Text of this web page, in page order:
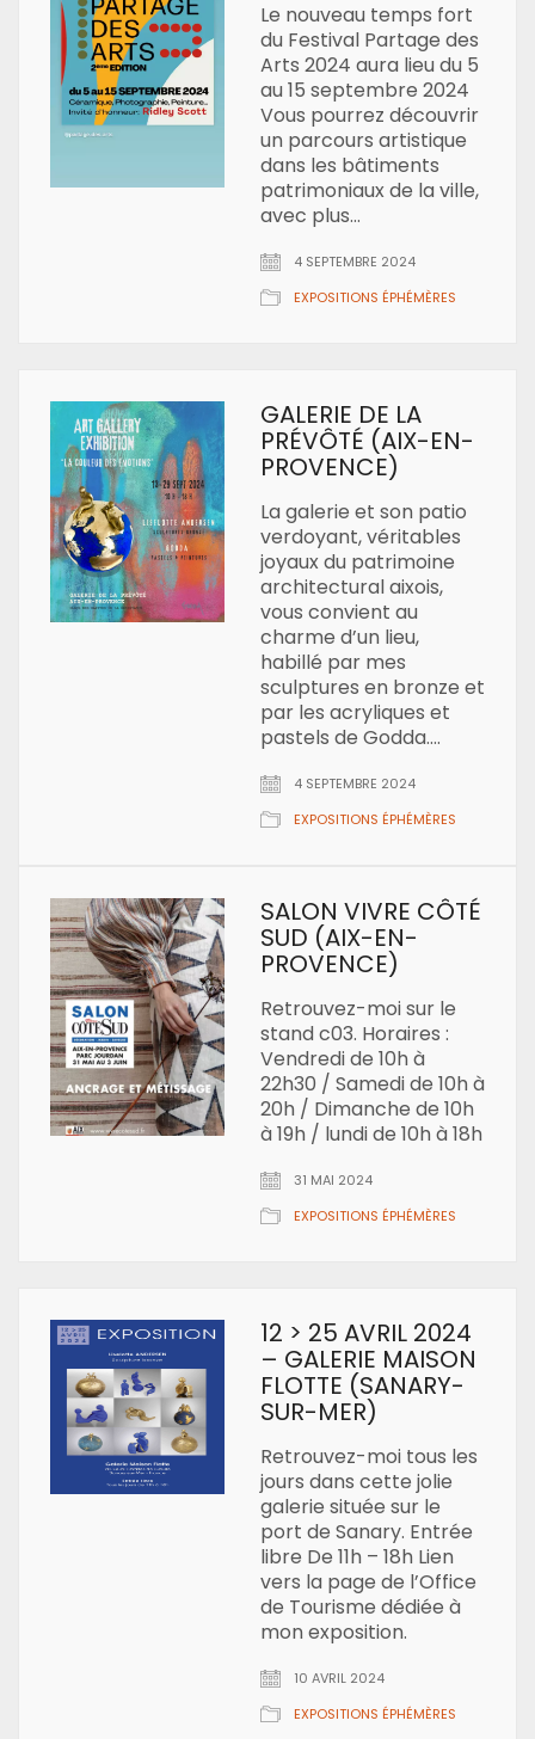
Le nouveau temps fort
du Festival Partage des
Arts 2024 aura lieu du 5
au 15 septembre 2024
Vous pourrez découvrir
un parcours artistique
dans les bâtiments
patrimoniaux de la ville,
avec plus…
4 SEPTEMBRE 2024
EXPOSITIONS ÉPHÉMÈRES
GALERIE DE LA
PRÉVÔTÉ (AIX-EN-
PROVENCE)
La galerie et son patio
verdoyant, véritables
joyaux du patrimoine
architectural aixois,
vous convient au
charme d’un lieu,
habillé par mes
sculptures en bronze et
par les acryliques et
pastels de Godda.…
4 SEPTEMBRE 2024
EXPOSITIONS ÉPHÉMÈRES
SALON VIVRE CÔTÉ
SUD (AIX-EN-
PROVENCE)
Retrouvez-moi sur le
stand c03. Horaires :
Vendredi de 10h à
22h30 / Samedi de 10h à
20h / Dimanche de 10h
à 19h / lundi de 10h à 18h
31 MAI 2024
EXPOSITIONS ÉPHÉMÈRES
12 > 25 AVRIL 2024
– GALERIE MAISON
FLOTTE (SANARY-
SUR-MER)
Retrouvez-moi tous les
jours dans cette jolie
galerie située sur le
port de Sanary. Entrée
libre De 11h – 18h Lien
vers la page de l’Office
de Tourisme dédiée à
mon exposition.
10 AVRIL 2024
EXPOSITIONS ÉPHÉMÈRES